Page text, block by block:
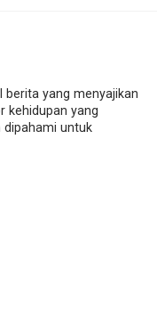
berita yang menyajikan
kehidupan yang
dipahami untuk